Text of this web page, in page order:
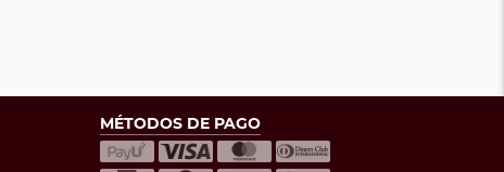
MÉTODOS DE PAGO